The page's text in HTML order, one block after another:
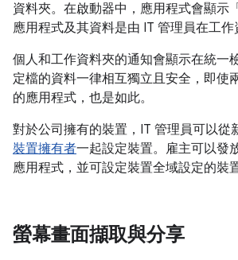
資料夾。在啟動器中，應用程式會顯示
應用程式及其資料是由 IT 管理員在工作
個人和工作資料夾的通知會顯示在統一
定檔的資料一律相互獨立且安全，即使
的應用程式，也是如此。
對於公司擁有的裝置，IT 管理員可以從
裝置擁有者一起設定裝置。雇主可以發
應用程式，並可設定裝置全域設定的裝置
螢幕畫面擷取與分享